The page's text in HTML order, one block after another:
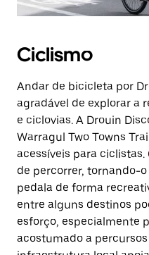
Ciclismo
Andar de bicicleta por
agradável de explorar a
e ciclovias. A Drouin
Warragul Two Towns
acessíveis para
de percorrer, tornando-
pedala de forma
entre alguns destinos
esforço, especialmente
acostumado a